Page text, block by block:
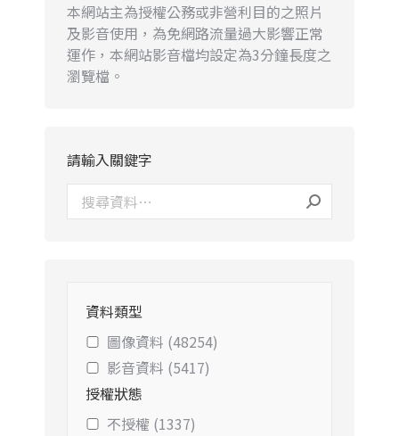
本網站主為授權公務或非營利目的之照片
及影音使用，為免網路流量過大影響正常
運作，本網站影音檔均設定為3分鐘長度之
瀏覽檔。
請輸入關鍵字
資料類型
圖像資料 (48254)
影音資料 (5417)
授權狀態
不授權 (1337)